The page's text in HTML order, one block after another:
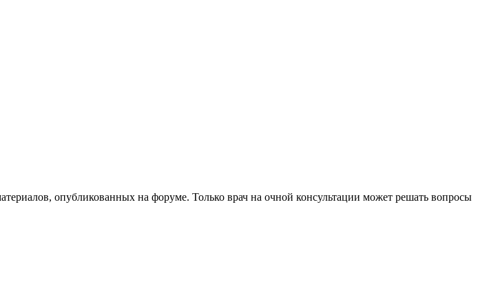
опубликованных на форуме. Только врач на очной консультации может решать вопросы